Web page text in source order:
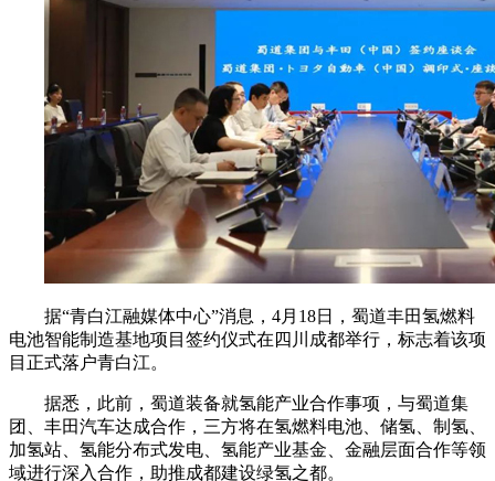
据“青白江融媒体中心”消息，4月18日，蜀道丰田氢燃料
电池智能制造基地项目签约仪式在四川成都举行，标志着该项
目正式落户青白江。
据悉，此前，蜀道装备就氢能产业合作事项，与蜀道集
团、丰田汽车达成合作，三方将在氢燃料电池、储氢、制氢、
加氢站、氢能分布式发电、氢能产业基金、金融层面合作等领
域进行深入合作，助推成都建设绿氢之都。